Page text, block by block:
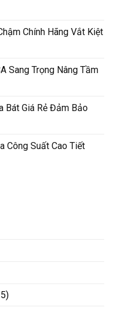
Chính Hãng Vắt Kiệt
Sang Trọng Nâng Tầm
Bát Giá Rẻ Đảm Bảo
Công Suất Cao Tiết